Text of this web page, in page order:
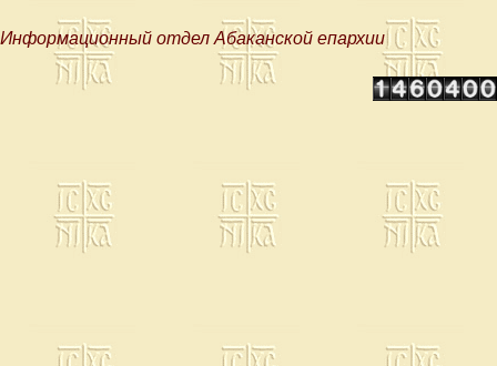
Информационный отдел Абаканской епархии